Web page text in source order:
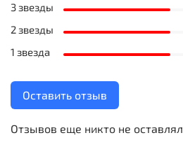
Отзывов еще никто не оставлял
3 звезды
2 звезды
1 звезда
Оставить отзыв